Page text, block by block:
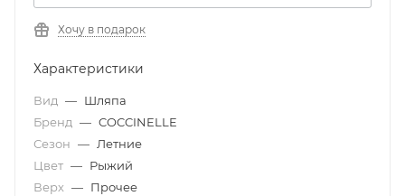
Хочу в подарок
Характеристики
Вид — Шляпа
Бренд — COCCINELLE
Сезон — Летние
Цвет — Рыжий
Верх — Прочее